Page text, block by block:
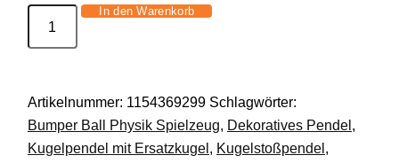
Stressabbau
Büro
Design
In den Warenkorb
Artikelnummer: 1154369299 Schlagwörter:
Bumper Ball Physik Spielzeug, Dekoratives Pendel ,
Kugelpendel mit Ersatzkugel , Kugelstoßpendel ,